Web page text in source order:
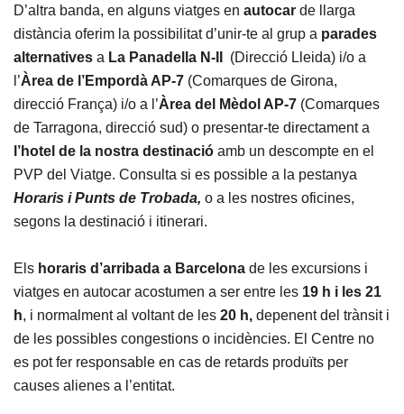
D’altra banda, en alguns viatges en autocar de llarga
distància oferim la possibilitat d’unir-te al grup a parades
alternatives a La Panadella N-II (Direcció Lleida) i/o a
l’Àrea de l’Empordà AP-7 (Comarques de Girona,
direcció França) i/o a l’Àrea del Mèdol AP-7 (Comarques
de Tarragona, direcció sud) o presentar-te directament a
l’hotel de la nostra destinació amb un descompte en el
PVP del Viatge. Consulta si es possible a la pestanya
Horaris i Punts de Trobada, o a les nostres oficines,
segons la destinació i itinerari.
Els horaris d’arribada a Barcelona de les excursions i
viatges en autocar acostumen a ser entre les 19 h i les 21
h, i normalment al voltant de les 20 h, depenent del trànsit i
de les possibles congestions o incidències. El Centre no
es pot fer responsable en cas de retards produïts per
causes alienes a l’entitat.